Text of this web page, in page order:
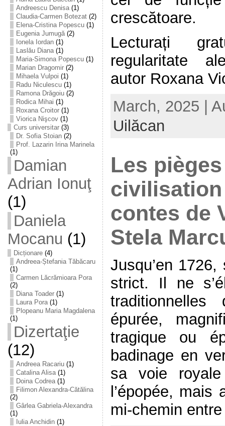
Andreescu Denisa(1)
Claudia-Carmen Botezat(2)
Elena-Cristina Popescu(1)
Eugenia Jumugă(2)
Ionela Iordan(1)
Laslău Diana(1)
Maria-Simona Popescu(1)
Marian Dragomir(2)
Mihaela Vulpoi (1)
Radu Niculescu(1)
Ramona Drăgoiu(2)
Rodica Mihai (1)
Roxana Croitor(1)
Viorica Nişcov(1)
Curs universitar(3)
Dr. Sofia Stoian(2)
Prof. Lazarin Irina Marinela
(1)
Damian
Adrian Ionuţ
(1)
Daniela
Mocanu (1)
Dicționare(4)
Andreea-Ștefania Tăbăcaru
(1)
Carmen Lăcrămioara Pora
(2)
Diana Toader(1)
Laura Pora(1)
Plopeanu Maria Magdalena
(1)
Dizertaţie
(12)
Andreea Racariu(1)
Catalina Alisa(1)
Doina Codrea(1)
Filimon Alexandra-Cătălina
(2)
Gârlea Gabriela-Alexandra
(1)
Iulia Anchidin(1)
crescătoare.
Lecturați
regularitate
autor Roxana
March, 2025 |
Uilăcan
Les
contes de
Stela
Jusqu’en
strict. Il ne
épurée,
tragique ou
badinage en
sa voie
l’épopée,
mi-chemin